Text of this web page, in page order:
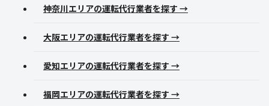
神奈川エリアの運転代行業者を探す →
大阪エリアの運転代行業者を探す →
愛知エリアの運転代行業者を探す →
福岡エリアの運転代行業者を探す →